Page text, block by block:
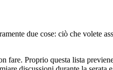
due cose: ciò che volete
Proprio questa lista